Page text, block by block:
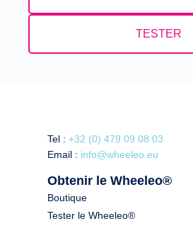
TESTER
Tel :+32 (0) 479 09 08 03
Email : info@wheeleo.eu
Obtenir le Wheeleo®
Boutique
Tester le Wheeleo®